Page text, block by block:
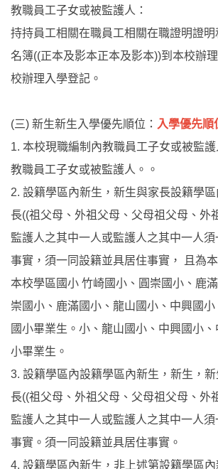
教職員工子女或被監護人：
持持員工相關在職員工相關在職證明證明
名簿((正本及影本正本及影本))到本校辦
校辦理入學登記。
(三) 新生新生入學優先順位： 入學優先順
1. 本校現職編制內教職員工子女或被監
教職員工子女或被監護人。。
2. 設籍學區內新生，新生與家長設籍學
長((祖父母、外祖父母、父母祖父母、外
監護人之其中一人或監護人之其中一人
事實，須一同設籍並具居住事實， 且為
本校學區國小 竹崎國小、圓崇國小、鹿
崇國小、鹿滿國小、龍山國小、中興國
國小畢業生。小、龍山國小、中興國小
小畢業生。
3. 設籍學區內設籍學區內新生，新生，
長((祖父母、外祖父母、父母祖父母、外
監護人之其中一人或監護人之其中一人
事實。須一同設籍並具居住事實。
4. 設籍學區內新生，非上述第設籍學區內